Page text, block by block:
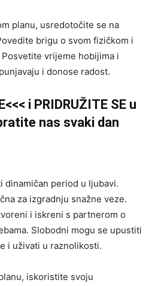
planu, usredotočite se na
brigu o svom fizičkom i
vrijeme hobijima i
i donose radost.
i PRIDRUŽITE SE u
nas svaki dan
​​dinamičan period u ljubavi.
za izgradnju snažne veze.
i iskreni s partnerom o
Slobodni mogu se upustiti
i uživati ​​u raznolikosti.
iskoristite svoju